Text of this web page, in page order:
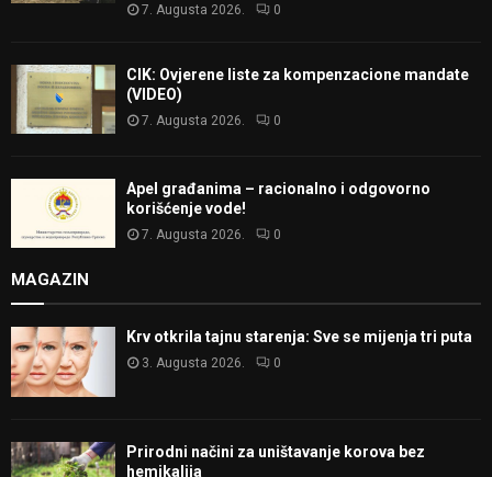
7. Augusta 2026. 0
CIK: Ovjerene liste za kompenzacione mandate
(VIDEO)
7. Augusta 2026. 0
Apel građanima – racionalno i odgovorno
korišćenje vode!
7. Augusta 2026. 0
MAGAZIN
Krv otkrila tajnu starenja: Sve se mijenja tri puta
3. Augusta 2026. 0
Prirodni načini za uništavanje korova bez
hemikalija